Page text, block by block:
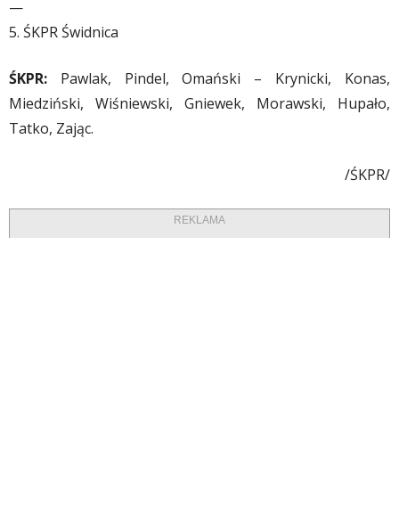
—
5. ŚKPR Świdnica
ŚKPR: Pawlak, Pindel, Omański – Krynicki, Konas,
Miedziński, Wiśniewski, Gniewek, Morawski, Hupało,
Tatko, Zając.
/ŚKPR/
REKLAMA